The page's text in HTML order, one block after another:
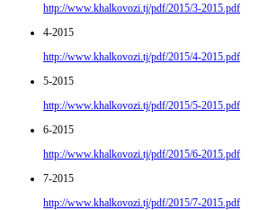
http://www.khalkovozi.tj/pdf/2015/3-2015.pdf
4-2015
http://www.khalkovozi.tj/pdf/2015/4-2015.pdf
5-2015
http://www.khalkovozi.tj/pdf/2015/5-2015.pdf
6-2015
http://www.khalkovozi.tj/pdf/2015/6-2015.pdf
7-2015
http://www.khalkovozi.tj/pdf/2015/7-2015.pdf